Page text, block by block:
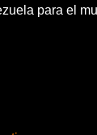
para el